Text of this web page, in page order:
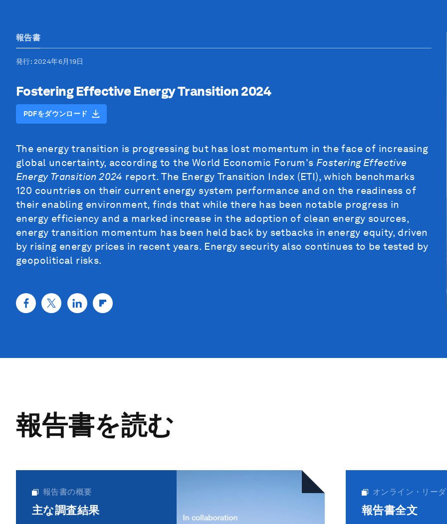
報告書
発行: 2024年6月19日
Fostering Effective Energy Transition 2024
PDFをダウンロード
The energy transition is progressing but has lost momentum in the face of increasing
global uncertainty, according to the World Economic Forum's Fostering Effective
Energy Transition 2024 report. The Energy Transition Index (ETI), which benchmarks
120 countries on their current energy system performance and on the readiness of
their enabling environment, finds that while there has been notable progress in
energy efficiency and a marked increase in the adoption of clean energy sources,
energy transition momentum has been held back by setbacks in energy equity, driven
by rising energy prices in recent years. Energy security also continues to be tested by
geopolitical risks.
報告書を読む
報告書の概要
主な調査結果
オンライン・リー
報告書全文